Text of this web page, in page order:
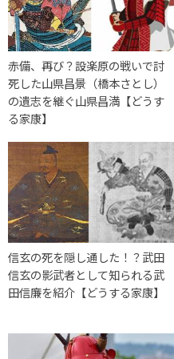
赤備、再び？設楽原の戦いで討
死した山県昌景（橋本さとし）
の遺志を継ぐ山県昌満【どうす
る家康】
信玄の死を隠し通した！？武田
信玄の影武者として知られる武
田信廉を紹介【どうする家康】